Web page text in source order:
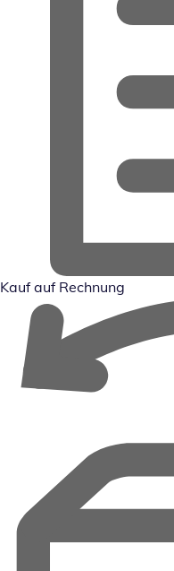
Kauf auf Rechnung